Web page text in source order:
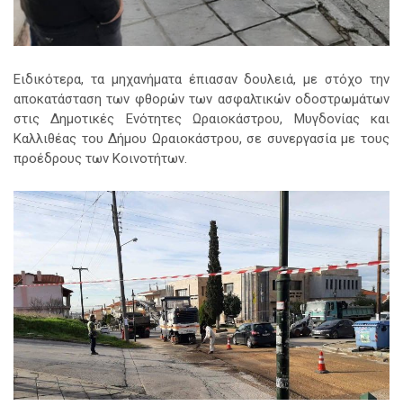
Ειδικότερα, τα μηχανήματα έπιασαν δουλειά, με στόχο την
αποκατάσταση των φθορών των ασφαλτικών οδοστρωμάτων
στις Δημοτικές Ενότητες Ωραιοκάστρου, Μυγδονίας και
Καλλιθέας του Δήμου Ωραιοκάστρου, σε συνεργασία με τους
προέδρους των Κοινοτήτων.